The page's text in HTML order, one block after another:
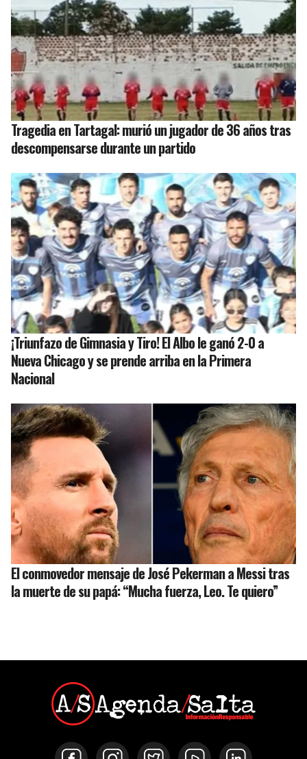
Tragedia en Tartagal: murió un jugador de 36 años tras
descompensarse durante un partido
¡Triunfazo de Gimnasia y Tiro! El Albo le ganó 2-0 a
Nueva Chicago y se prende arriba en la Primera
Nacional
El conmovedor mensaje de José Pekerman a Messi tras
la muerte de su papá: “Mucha fuerza, Leo. Te quiero”